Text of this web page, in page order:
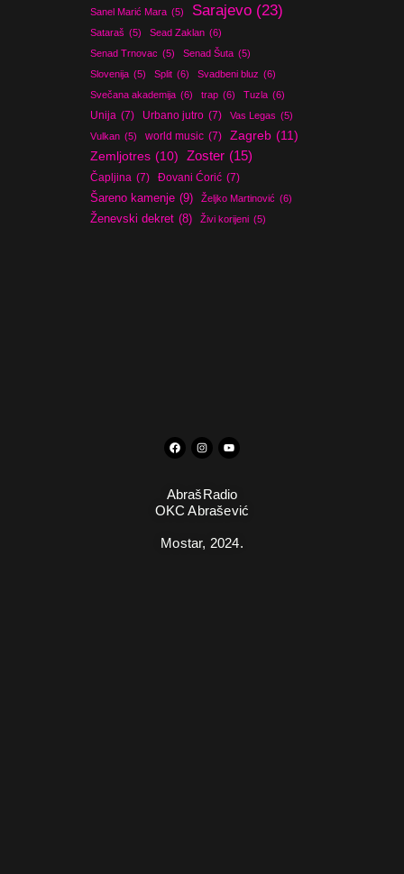
Sanel Marić Mara (5) Sarajevo (23)
Sataraš (5) Sead Zaklan (6)
Senad Trnovac (5) Senad Šuta (5)
Slovenija (5) Split (6) Svadbeni bluz (6)
Svečana akademija (6) trap (6) Tuzla (6)
Unija (7) Urbano jutro (7) Vas Legas (5)
Vulkan (5) world music (7) Zagreb (11)
Zemljotres (10) Zoster (15)
Čapljina (7) Đovani Ćorić (7)
Šareno kamenje (9) Željko Martinović (6)
Ženevski dekret (8) Živi korijeni (5)
AbrašRadio
OKC Abrašević
Mostar, 2024.